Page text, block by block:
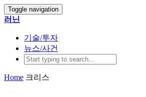
Toggle navigation
러닌
기술/투자
뉴스/사건
Home 크리스